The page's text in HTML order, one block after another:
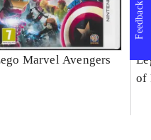
Marvel Avengers
of
Feedback